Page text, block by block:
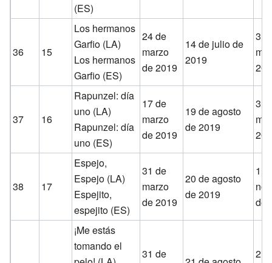
(ES)
36 15
Los hermanos
Garfio (LA)
Los hermanos
Garfio (ES)
24 de
marzo
de 2019
14 de julio de
2019
31
37 16
Rapunzel: día
uno (LA)
Rapunzel: día
uno (ES)
17 de
marzo
de 2019
19 de agosto
de 2019
31
38 17
Espejo,
Espejo (LA)
Espejito,
espejito (ES)
31 de
marzo
de 2019
20 de agosto
de 2019
1
de
¡Me estás
tomando el
31 de
2